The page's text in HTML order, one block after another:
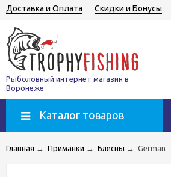
Доставка и Оплата Скидки и Бонусы
Рыболовный интернет магазин в
Воронеже
Каталог товаров
Главная → Приманки → Блесны → German